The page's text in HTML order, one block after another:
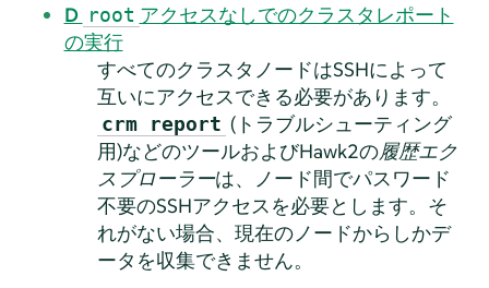
D root アクセスなしでのクラスタレポート
の実行
すべてのクラスタノードはSSHによって
互いにアクセスできる必要があります。
crm report (トラブルシューティング
用)などのツールおよびHawk2の履歴エク
スプローラーは、ノード間でパスワード
不要のSSHアクセスを必要とします。そ
れがない場合、現在のノードからしかデ
ータを収集できません。